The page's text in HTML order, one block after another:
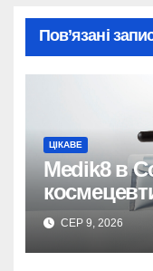
Пов’язані
ЦІКАВЕ
Medik8 в
СЕР 9, 2026